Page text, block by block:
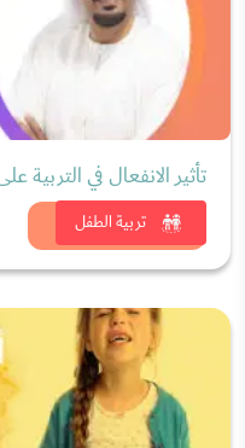
تربية الطفل
تأثير الانفعال في
شاهد الان